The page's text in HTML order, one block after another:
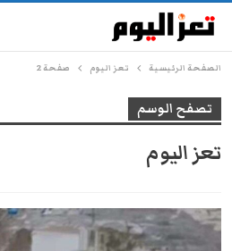
الصفحة الرئيسية تعز اليوم صفحة 2
تصفح الوسم
تعز اليوم